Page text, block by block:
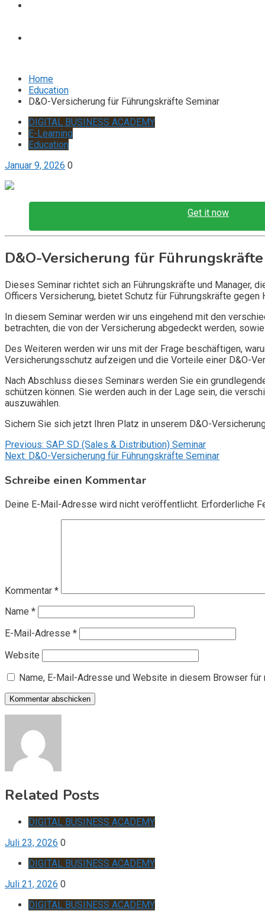
Home
Education
D&O-Versicherung für Führungskräfte Seminar
DIGITAL BUSINESS ACADEMY
E-Learning
Education
Januar 9, 2026 0
Get it now
D&O-Versicherung für
Dieses Seminar richtet sich an Führungskräfte und Manager,
Officers Versicherung, bietet Schutz für Führungskräfte
In diesem Seminar werden wir uns eingehend mit den
betrachten, die von der Versicherung abgedeckt werden,
Des Weiteren werden wir uns mit der Frage beschäftigen,
Versicherungsschutz aufzeigen und die Vorteile einer D&O-
Nach Abschluss dieses Seminars werden Sie ein
schützen können. Sie werden auch in der Lage sein, die
auszuwählen.
Sichern Sie sich jetzt Ihren Platz in unserem D&O-
Beitragsnavigation
Previous: SAP SD (Sales & Distribution) Seminar
Next: D&O-Versicherung für Führungskräfte Seminar
Schreibe einen Kommentar
Deine E-Mail-Adresse wird nicht veröffentlicht. Erforderliche
Kommentar *
Name *
E-Mail-Adresse *
Website
Name, E-Mail-Adresse und Website in diesem Browser
Related Posts
DIGITAL BUSINESS ACADEMY
Juli 23, 2026 0
DIGITAL BUSINESS ACADEMY
Juli 21, 2026 0
DIGITAL BUSINESS ACADEMY